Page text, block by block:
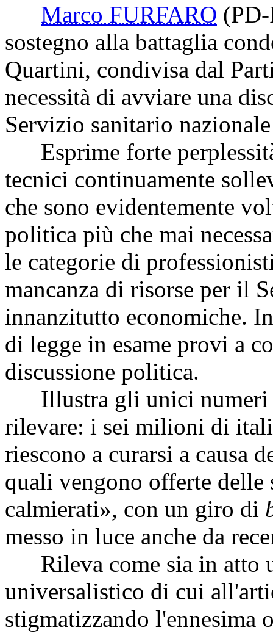
Marco FURFARO
sostegno alla battaglia
Quartini, condivisa dal
necessità di avviare una
Servizio sanitario
Esprime forte
tecnici continuamente
che sono evidentemente
politica più che mai
le categorie di
mancanza di risorse per il
innanzitutto economiche.
di legge in esame provi a
discussione politica.
Illustra gli unici numeri
rilevare: i sei milioni di
riescono a curarsi a causa
quali vengono offerte
calmierati», con un giro di
messo in luce anche da
Rileva come sia in atto
universalistico di cui
stigmatizzando l'ennesima